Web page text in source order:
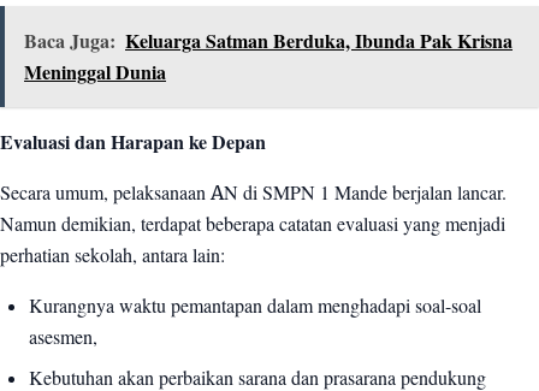
Baca Juga: Keluarga Satman Berduka, Ibunda Pak Krisna
Meninggal Dunia
Evaluasi dan Harapan ke Depan
Secara umum, pelaksanaan AN di SMPN 1 Mande berjalan lancar.
Namun demikian, terdapat beberapa catatan evaluasi yang menjadi
perhatian sekolah, antara lain:
Kurangnya waktu pemantapan dalam menghadapi soal-soal
asesmen,
Kebutuhan akan perbaikan sarana dan prasarana pendukung